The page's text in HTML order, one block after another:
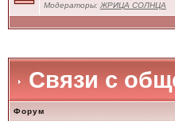
Модераторы: ЖРИЦА СОЛНЦА
Связи с
Форум